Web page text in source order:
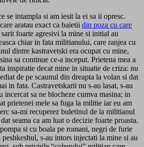
se intampla si am iesit la ei sa ii opresc.
aratau exact ca baietii din poza cu care
sarit foarte agresivi la mine si initial au
chiar in fata militianului, care ranjea cu
dintre kastravetski era ocupat cu mine,
sa continue ce-a inceput. Prietena mea a
inspiratie decat mine in situatie de criza: nu
de pe scaunul din dreapta la volan si dat
in fata. Castravetskarii nu s-au lasat, s-au
incercat sa ne blocheze cumva masina; in
prietenei mele sa fuga la militie iar eu am
sa-mi recuperez buletinul de la militianul
seama ca am luat o decizie foarte proasta.
si cu boala pe romani, negri de furie
s-au intors injectati la mine si au